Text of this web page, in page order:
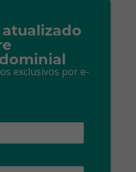
atualizado
exclusivos por e-